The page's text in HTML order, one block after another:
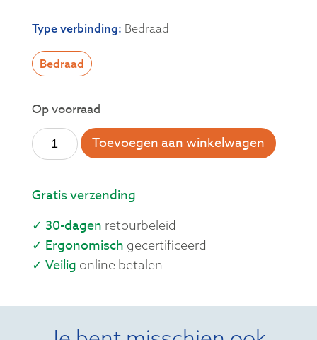
Type verbinding: Bedraad
Bedraad
Op voorraad
Toevoegen aan winkelwagen
Gratis verzending
✓ 30-dagen retourbeleid
✓ Ergonomisch gecertificeerd
✓ Veilig online betalen